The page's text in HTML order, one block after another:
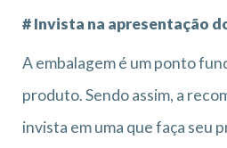
# Invista na apresentação
A embalagem é um ponto
produto. Sendo assim, a
invista em uma que faça seu